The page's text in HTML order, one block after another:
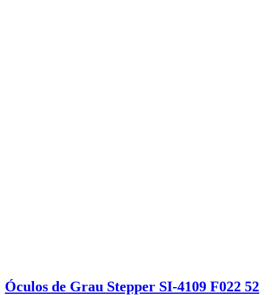
Óculos de Grau Stepper SI-4109 F022 52